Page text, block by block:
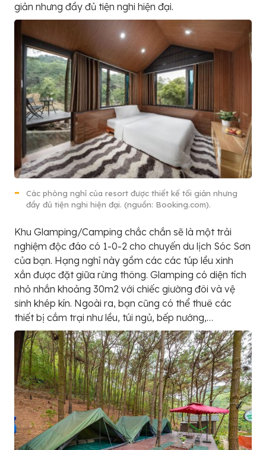
giản nhưng đầy đủ tiện nghi hiện đại.
Các phòng nghỉ của resort được thiết kế tối giản nhưng
đầy đủ tiện nghi hiện đại. (nguồn: Booking.com).
Khu Glamping/Camping chắc chắn sẽ là một trải
nghiệm độc đáo có 1-0-2 cho chuyến du lịch Sóc Sơn
của bạn. Hạng nghỉ này gồm các các túp lều xinh
xắn được đặt giữa rừng thông. Glamping có diện tích
nhỏ nhắn khoảng 30m2 với chiếc giường đôi và vệ
sinh khép kín. Ngoài ra, bạn cũng có thể thuê các
thiết bị cắm trại như lều, túi ngủ, bếp nướng,…